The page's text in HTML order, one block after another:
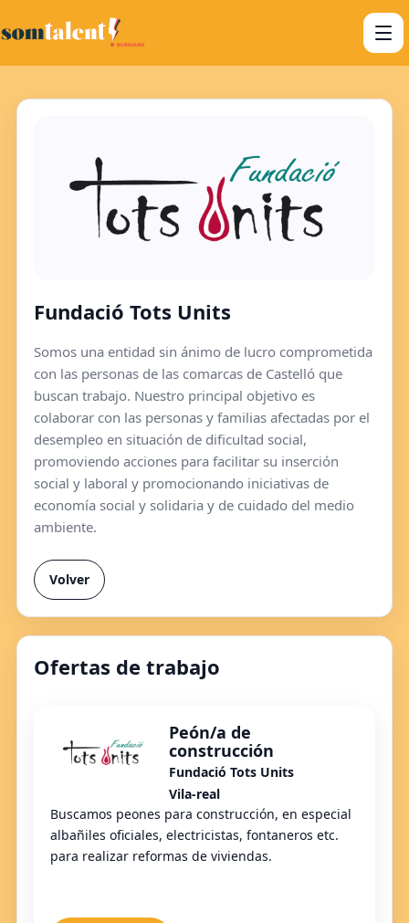
Fundació Tots Units
Somos una entidad sin ánimo de lucro comprometida
con las personas de las comarcas de Castelló que
buscan trabajo. Nuestro principal objetivo es
colaborar con las personas y familias afectadas por el
desempleo en situación de diﬁcultad social,
promoviendo acciones para facilitar su inserción
social y laboral y promocionando iniciativas de
economía social y solidaria y de cuidado del medio
ambiente.
Volver
Ofertas de trabajo
Peón/a de
construcción
Fundació Tots Units
Vila-real
Buscamos peones para construcción, en especial
albañiles oficiales, electricistas, fontaneros etc.
para realizar reformas de viviendas.